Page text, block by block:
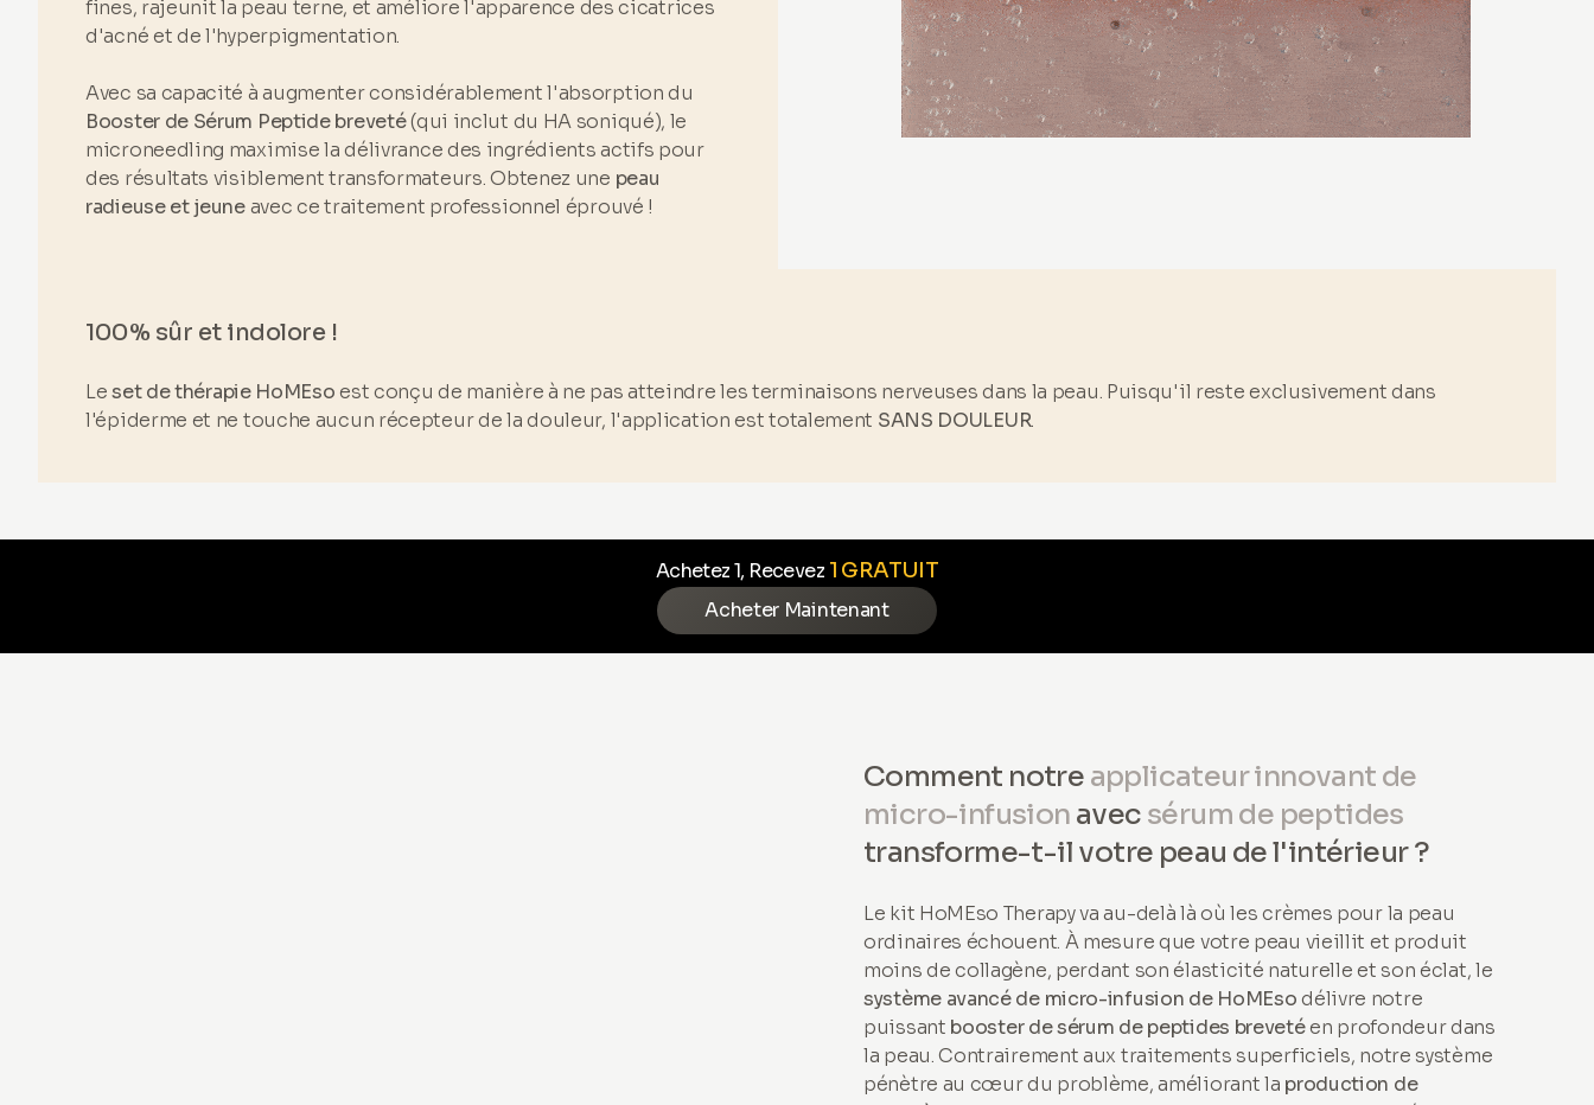
fines, rajeunit la peau terne, et améliore l'apparence des cicatrices
d'acné et de l'hyperpigmentation.
Avec sa capacité à augmenter considérablement l'absorption du
Booster de Sérum Peptide breveté(qui inclut du HA soniqué), le
microneedling maximise la délivrance des ingrédients actifs pour
des résultats visiblement transformateurs. Obtenez une peau
radieuse et jeuneavec ce traitement professionnel éprouvé !
100% sûr et indolore !
Leset de thérapie HoMEsoest conçu de manière à ne pas atteindre les terminaisons nerveuses dans la peau. Puisqu'il reste exclusivement dans
l'épiderme et ne touche aucun récepteur de la douleur, l'application est totalement SANS DOULEUR.
Achetez 1, Recevez 1 GRATUIT
Acheter Maintenant
Comment notre applicateur innovant de
micro-infusion avec sérum de peptides
transforme-t-il votre peau de l'intérieur ?
Le kit HoMEso Therapy va au-delà là où les crèmes pour la peau
ordinaires échouent. À mesure que votre peau vieillit et produit
moins de collagène, perdant son élasticité naturelle et son éclat, le
système avancé de micro-infusion de HoMEsodélivre notre
puissant booster de sérum de peptides brevetéen profondeur dans
la peau. Contrairement aux traitements superficiels, notre système
pénètre au cœur du problème, améliorant la production de